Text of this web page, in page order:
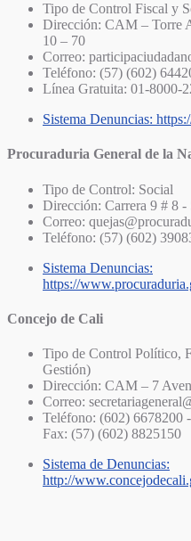
Tipo de Control Fiscal y
Dirección: CAM – Torre
10 – 70
Correo:
Teléfono: (57) (602)
Línea Gratuita: 01-8000-
Sistema Denuncias:
Procuraduria General de la
Tipo de Control: Social
Dirección: Carrera 9 # 8
Correo:
Teléfono: (57) (602)
Sistema Denuncias:
https://
Concejo de Cali
Tipo de Control Político,
Gestión)
Dirección: CAM – 7
Correo:
Teléfono: (602) 6678200
Fax: (57) (602) 8825150
Sistema de Denuncias:
http://